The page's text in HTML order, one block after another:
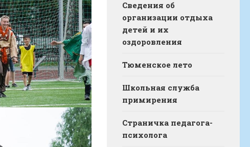
Сведения об
организации отдыха
детей и их
оздоровления
Тюменское лето
Школьная служба
примирения
Страничка педагога-
психолога